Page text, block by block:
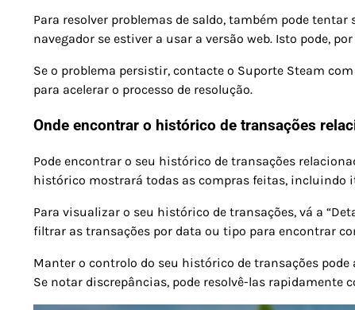
Para resolver problemas de saldo, também pode
navegador se estiver a usar a versão web. Isto pode,
Se o problema persistir, contacte o Suporte Steam
para acelerar o processo de resolução.
Onde encontrar o histórico de transações
Pode encontrar o seu histórico de transações
histórico mostrará todas as compras feitas, incluindo
Para visualizar o seu histórico de transações, vá a
filtrar as transações por data ou tipo para encontrar
Manter o controlo do seu histórico de transações
Se notar discrepâncias, pode resolvê-las rapidamente